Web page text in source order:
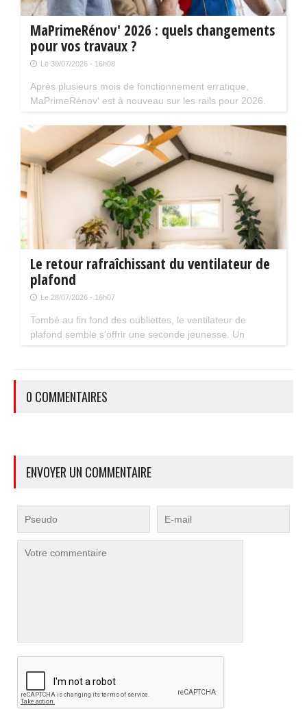
MaPrimeRénov' 2026 : quels changements
pour vos travaux ?
Le 30/07/2026 - 16h08
Après plusieurs mois de fonctionnement erratique,
MaPrimeRénov' est à nouveau sur les rails pour 2026.
limiter le nombre de chantiers éligibles. Tour d'horizon.
Le retour rafraîchissant du ventilateur de
plafond
Le 28/07/2026 - 16h07
Tombé au fin fond des oubliettes, le ventilateur de
plafond semble s'offrir une seconde jeunesse. Un
0 COMMENTAIRES
ENVOYER UN COMMENTAIRE